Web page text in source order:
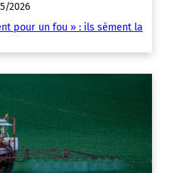
2026
pour un fou » : ils sèment la